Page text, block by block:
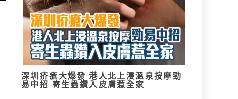
深圳疥瘡大爆發 港人北上浸溫泉按摩勁
易中招 寄生蟲鑽入皮膚惹全家